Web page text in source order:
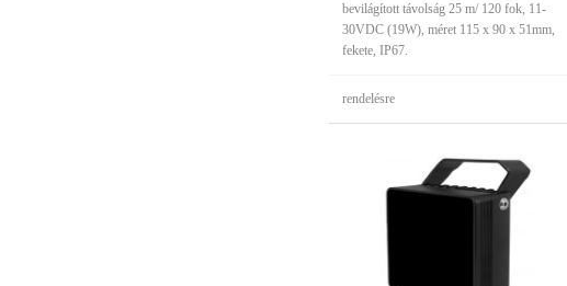
bevilágított távolság 25 m/ 120 fok, 11-
30VDC (19W), méret 115 x 90 x 51mm,
fekete, IP67.
rendelésre